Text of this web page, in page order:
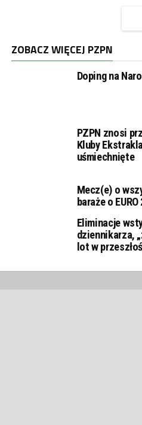
ZOBACZ WIĘCEJ PZPN
Doping na
PZPN znosi
Kluby
uśmiechnięte
Mecz(e) o
baraże o EURO
Eliminacje
dziennikarza,
lot w